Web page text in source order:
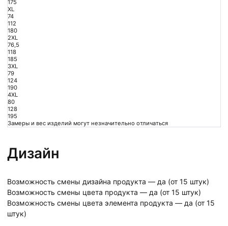
175
XL
74
112
180
2XL
76,5
118
185
3XL
79
124
190
4XL
80
128
195
Замеры и вес изделий могут незначительно отличаться
Дизайн
Возможность смены дизайна продукта — да (от 15 штук)
Возможность смены цвета продукта — да (от 15 штук)
Возможность смены цвета элемента продукта — да (от 15
штук)